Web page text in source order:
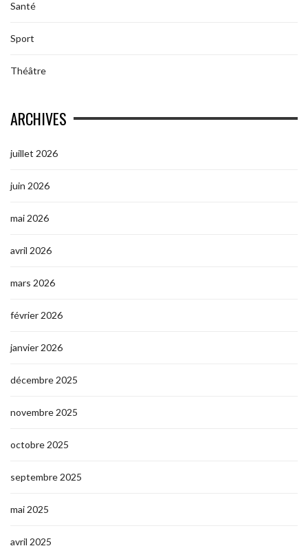
Santé
Sport
Théâtre
ARCHIVES
juillet 2026
juin 2026
mai 2026
avril 2026
mars 2026
février 2026
janvier 2026
décembre 2025
novembre 2025
octobre 2025
septembre 2025
mai 2025
avril 2025